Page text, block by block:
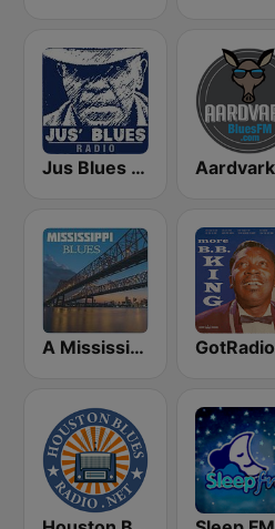
Jus Blues Radio
A Mississippi Blues